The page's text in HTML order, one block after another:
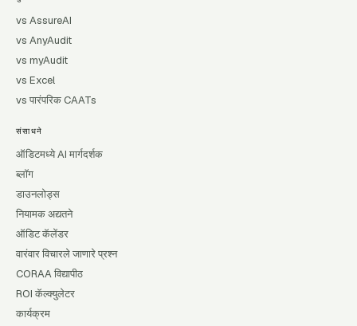
vs AssureAI
vs AnyAudit
vs myAudit
vs Excel
vs पारंपरिक CAATs
संसाधने
ऑडिटमध्ये AI मार्गदर्शक
ब्लॉग
डाउनलोड्स
नियामक अद्यतने
ऑडिट कॅलेंडर
वारंवार विचारले जाणारे प्रश्न
CORAA विद्यापीठ
ROI कॅल्क्युलेटर
कार्यक्रम